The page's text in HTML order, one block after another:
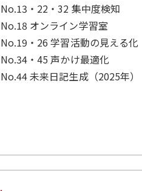
No.13・22・32 集中度検知
No.18 オンライン学習室
No.19・26 学習活動の見える化
No.34・45 声かけ最適化
No.44 未来日記生成（2025年）